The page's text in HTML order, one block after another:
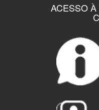
ACESSO